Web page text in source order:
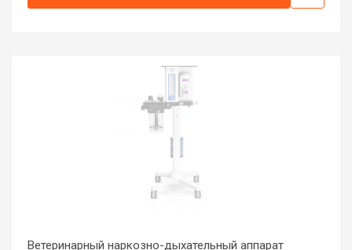
Ветеринарный наркозно-дыхательный аппарат